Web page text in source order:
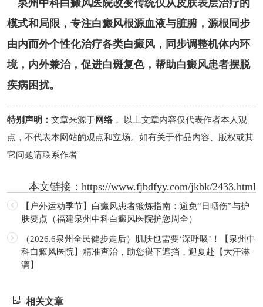
泉州中科白癜风医院改变传统仅从皮肤表层治疗的
模式和局限，专注白癜风根源血液与脏腑，源根同步
由内而外个性化治疗各类白癜风，同步调整机体内环
境，内外兼治，促进白斑复色，帮助白癜风患者摆脱
疾病困扰。
特别声明： 文章来源于网络， 以上文章内容仅代表作者本人观
点，不代表本网站的观点和立场。如有关于作品内容、版权或其
它问题请联系作者
本文链接：https://www.fjbdfyy.com/jkbk/2433.html
【户外运动季节】白癜风患者锻炼指南：避免“日晒伤”与护
肤要点（福建泉州中科白癜风医院护您周全）
（2026.6泉州全民健步走后）肌肤也需要‘深呼吸’！【泉州中
科白癜风医院】精准查治，助您褪下遮挡，迎夏赴【大汗淋
漓】
相关文章